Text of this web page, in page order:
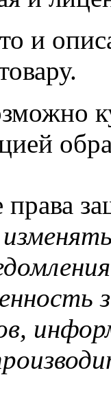
и
права